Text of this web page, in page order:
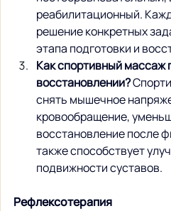
реабилитационный.
решение конкретных
этапа подготовки и
Как спортивный массаж
восстановлении?
снять мышечное
кровообращение,
восстановление после
также способствует
подвижности суставов.
Рефлексотерапия